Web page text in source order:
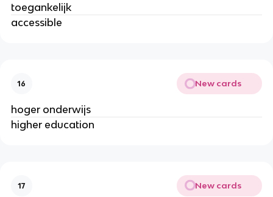
toegankelijk
accessible
16 New cards
hoger onderwijs
higher education
17 New cards